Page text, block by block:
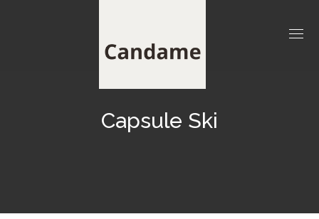
Capsule Ski